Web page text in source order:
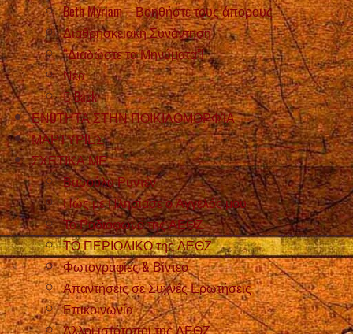
Beth Myriam – Βοηθήστε τους άπορους
Διαθρησκειακή Συνάντηση
“Διαδώστε τα Μηνύματα”!
Νέα
Back
ΕΝOΤΗΤΑ ΣΤΗΝ ΠΟΙΚΙΛΟΜΟΡΦΊΑ
ΜΑΡΤΥΡIΕΣ
ΣΧΕΤΙΚΑ ΜΕ
Βασούλα Ρυντέν
Πώς με Πλησίασε ο Άγγελός μου
Το Ραδιόφωνο της ΑΕΘΖ
ΤΟ ΠΕΡΙΟΔΙΚΟ της ΑΕΘΖ
Φωτογραφίες & Βίντεο
Απαντήσεις σε Συχνές Ερωτήσεις
Επικοινωνία
Άλλοι ιστότοποι της ΑΕΘΖ